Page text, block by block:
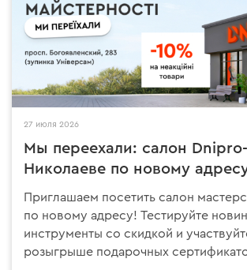
27 июля 2026
Мы переехали: салон
Николаеве по новому
Приглашаем посетить салон
по новому адресу! Тестируйте
инструменты со скидкой и
розыгрыше подарочных